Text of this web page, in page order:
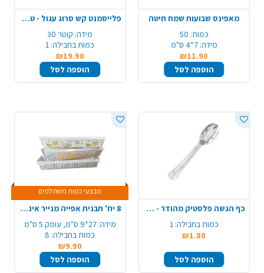
מאפינס שבועות שמח חיטה
כמות: 50
מידה: 7*4 ס"מ
₪11.90
הוספה לסל
פלייסמנט קש סרוג עגול - טבעי
מידה: קוטר 30
כמות בחבילה: 1
₪19.90
הוספה לסל
כף הגשה פלסטיק מהודר - שקוף
כמות בחבילה: 1
₪1.80
הוספה לסל
מבצעי כמות משתלמים
8 יח' תבנית אפייה מנייר אינגליש צבעוני - דגם משתנה
מידה: 27*9 ס"מ, עומק 5 ס"מ
כמות בחבילה: 8
₪9.90
הוספה לסל